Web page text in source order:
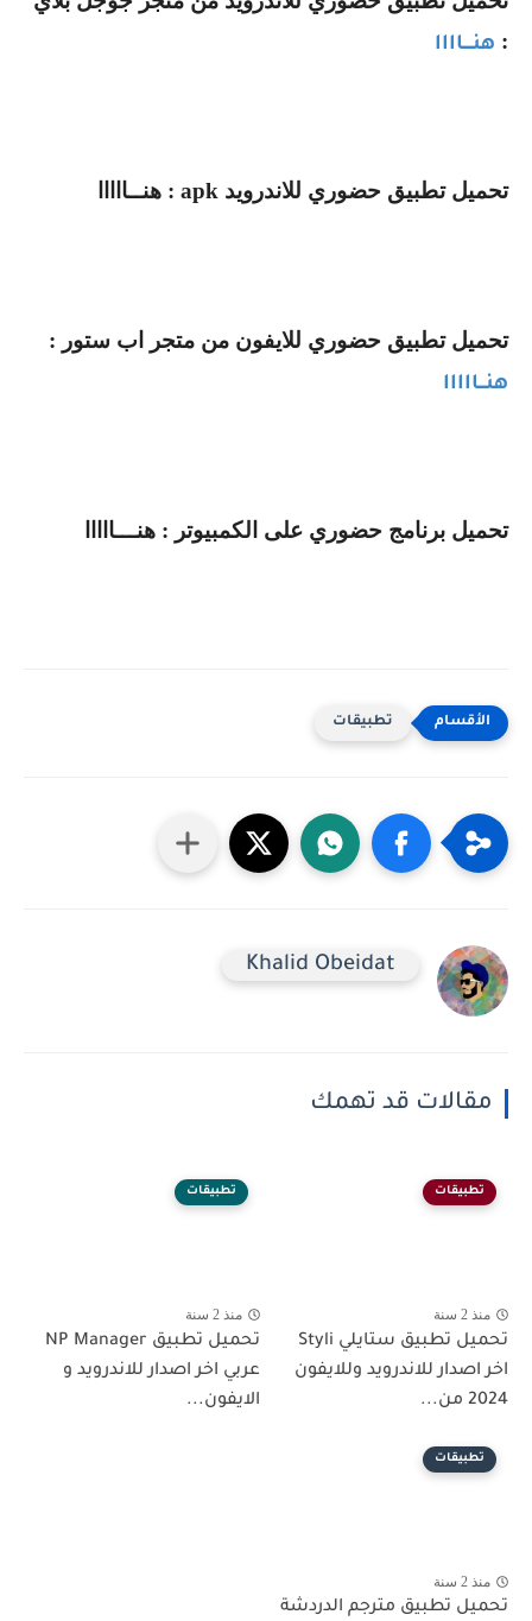
: هنــــاااا
تحميل تطبيق حضوري للاندرويد apk : هنــااااا
تحميل تطبيق حضوري للايفون من متجر اب ستور :
هنـــااااا
تحميل برنامج حضوري على الكمبيوتر : هنـــااااا
تطبيقات
Khalid Obeidat
مقالات قد تهمك
تطبيقات
منذ 2 سنة
تحميل تطبيق ستايلي Styli
اخر اصدار للاندرويد وللايفون
2024 من...
تطبيقات
منذ 2 سنة
تحميل تطبيق NP Manager
عربي اخر اصدار للاندرويد و
الايفون...
تطبيقات
منذ 2 سنة
تحميل تطبيق مترجم الدردشة